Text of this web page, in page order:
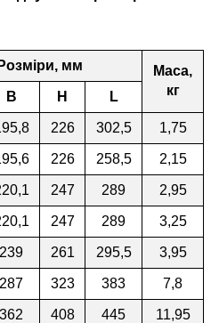
Розміри, мм
Маса,
кг
B H L
226 302,5 1,75
226 258,5 2,15
247 289 2,95
247 289 3,25
239 261 295,5 3,95
287 323 383 7,8
362 408 445 11,95